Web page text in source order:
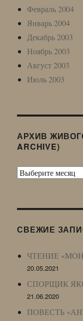
Февраль 2004
Январь 2004
Декабрь 2003
Ноябрь 2003
Август 2003
Июль 2003
АРХИВ
ARCHIVE)
Архив
LJ
СВЕЖИЕ
ЧТЕНИЕ
20.05.2021
СПОРЩИК
21.06.2020
ПОВЕСТЬ